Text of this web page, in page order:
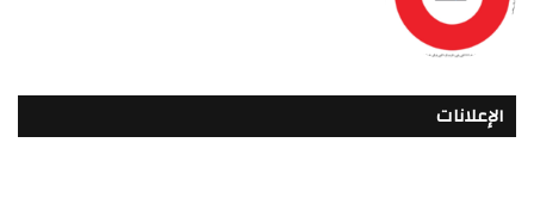
الإعلانات